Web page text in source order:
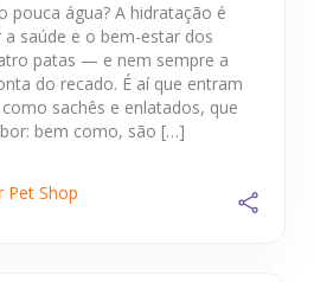
pouca água? A hidratação é
saúde e o bem-estar dos
patas — e nem sempre a
do recado. É aí que entram
sachês e enlatados, que
bem como, são […]
Pet Shop